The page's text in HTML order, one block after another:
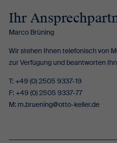
Ihr
Marco Brüning
Wir stehen Ihnen telefonisch von
zur Verfügung und beantworten
T: +49 (0) 2505 9337-19
F: +49 (0) 2505 9337-77
M: m.bruening@otto-keller.de